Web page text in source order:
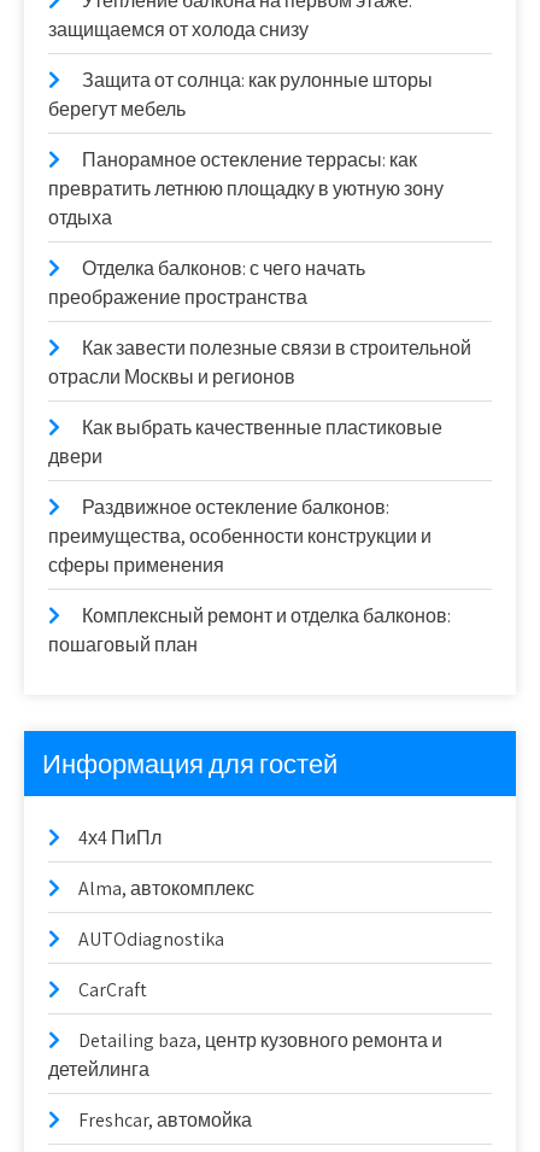
защищаемся от холода снизу
Защита от солнца: как рулонные шторы
берегут мебель
Панорамное остекление террасы: как
превратить летнюю площадку в уютную зону
отдыха
Отделка балконов: с чего начать
преображение пространства
Как завести полезные связи в строительной
отрасли Москвы и регионов
Как выбрать качественные пластиковые
двери
Раздвижное остекление балконов:
преимущества, особенности конструкции и
сферы применения
Комплексный ремонт и отделка балконов:
пошаговый план
Информация для гостей
4х4 ПиПл
Alma, автокомплекс
AUTOdiagnostika
CarCraft
Detailing baza, центр кузовного ремонта и
детейлинга
Freshcar, автомойка